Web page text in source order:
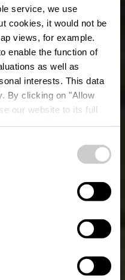
service, we use
cookies, it would not be
views, for example.
enable the function of
as well as
interests. This data
By clicking on "Allow
our website to its full
– Oud